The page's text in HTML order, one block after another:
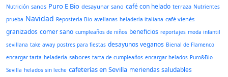
Nutrición sanos Puro E Bio desayunar sano café con helado terraza Nutrientes
prueba Navidad Repostería Bio avellanas heladería italiana café vienés
granizados comer sano cumpleaños de niños beneficios reportajes moda infantil
sevillana take away postres para fiestas desayunos veganos Bienal de Flamenco
encargar tarta heladería sabores tarta de cumpleaños encargar helados Puro&Bio
Sevilla helados sin leche cafeterías en Sevilla meriendas saludables